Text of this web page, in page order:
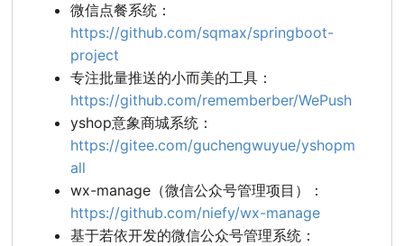
微信点餐系统：
https://github.com/sqmax/springboot-
project
专注批量推送的小而美的工具：
https://github.com/rememberber/WePush
yshop意象商城系统：
https://gitee.com/guchengwuyue/yshopm
all
wx-manage（微信公众号管理项目）：
https://github.com/niefy/wx-manage
基于若依开发的微信公众号管理系统：